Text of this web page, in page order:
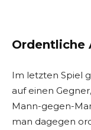
Ordentliche
Im letzten Spiel
auf einen
Mann-gegen-
man dagegen